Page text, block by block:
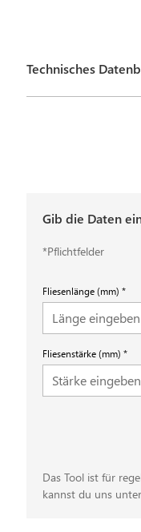
Technisches
Gib die Daten
*Pflichtfelder
Fliesenlänge (mm)
Fliesenstärke (mm)
Das Tool ist für
kannst du uns